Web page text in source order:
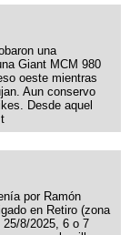
una
Giant MCM 980
oeste mientras
Aun conservo
Desde aquel
por Ramón
en Retiro (zona
8/2025, 6 o 7